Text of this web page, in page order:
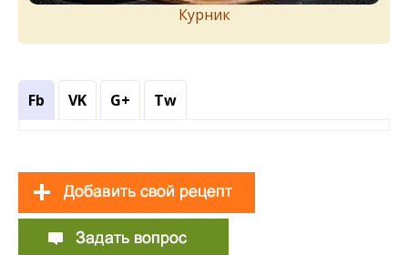
Курник
Fb VK G+ Tw